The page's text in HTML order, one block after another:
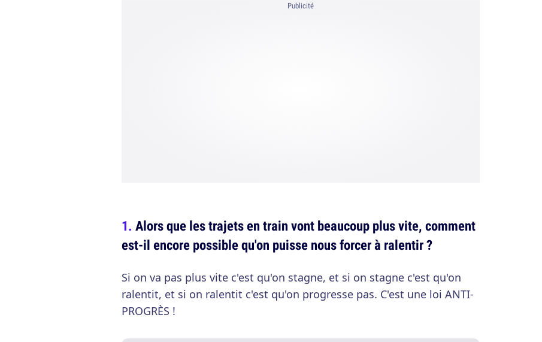
Publicité
Alors que les trajets en train vont beaucoup plus vite, comment
est-il encore possible qu'on puisse nous forcer à ralentir ?
Si on va pas plus vite c'est qu'on stagne, et si on stagne c'est qu'on
ralentit, et si on ralentit c'est qu'on progresse pas. C'est une loi ANTI-
PROGRÈS !